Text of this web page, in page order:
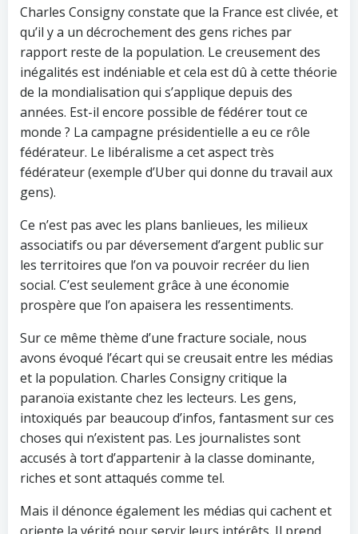
Charles Consigny constate que la France est clivée, et
qu’il y a un décrochement des gens riches par
rapport reste de la population. Le creusement des
inégalités est indéniable et cela est dû à cette théorie
de la mondialisation qui s’applique depuis des
années. Est-il encore possible de fédérer tout ce
monde ? La campagne présidentielle a eu ce rôle
fédérateur. Le libéralisme a cet aspect très
fédérateur (exemple d’Uber qui donne du travail aux
gens).
Ce n’est pas avec les plans banlieues, les milieux
associatifs ou par déversement d’argent public sur
les territoires que l’on va pouvoir recréer du lien
social. C’est seulement grâce à une économie
prospère que l’on apaisera les ressentiments.
Sur ce même thème d’une fracture sociale, nous
avons évoqué l’écart qui se creusait entre les médias
et la population. Charles Consigny critique la
paranoïa existante chez les lecteurs. Les gens,
intoxiqués par beaucoup d’infos, fantasment sur ces
choses qui n’existent pas. Les journalistes sont
accusés à tort d’appartenir à la classe dominante,
riches et sont attaqués comme tel.
Mais il dénonce également les médias qui cachent et